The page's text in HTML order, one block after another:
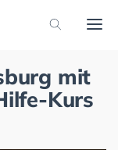
mit
Kurs